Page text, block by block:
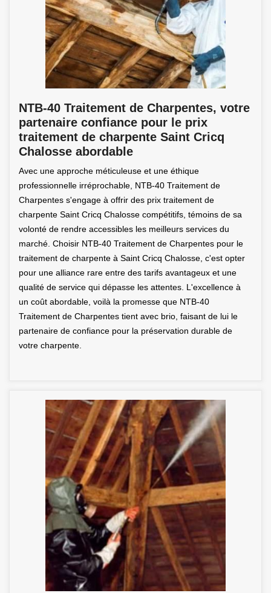
NTB-40 Traitement de Charpentes, votre
partenaire confiance pour le prix
traitement de charpente Saint Cricq
Chalosse abordable
Avec une approche méticuleuse et une éthique
professionnelle irréprochable, NTB-40 Traitement de
Charpentes s'engage à offrir des prix traitement de
charpente Saint Cricq Chalosse compétitifs, témoins de sa
volonté de rendre accessibles les meilleurs services du
marché. Choisir NTB-40 Traitement de Charpentes pour le
traitement de charpente à Saint Cricq Chalosse, c'est opter
pour une alliance rare entre des tarifs avantageux et une
qualité de service qui dépasse les attentes. L'excellence à
un coût abordable, voilà la promesse que NTB-40
Traitement de Charpentes tient avec brio, faisant de lui le
partenaire de confiance pour la préservation durable de
votre charpente.